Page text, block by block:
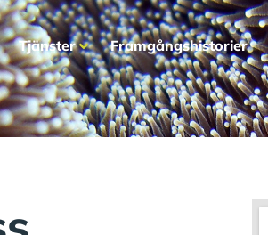
Tjänster Framgångshistorier